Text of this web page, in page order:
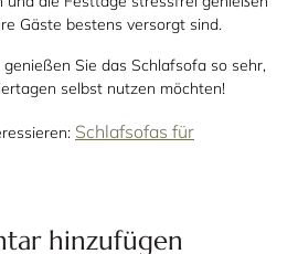
Gäste bestens versorgt sind.
Sie das Schlafsofa so sehr,
selbst nutzen möchten!
Schlafsofas für
hinzufügen